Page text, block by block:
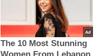
The 10 Most Stunning